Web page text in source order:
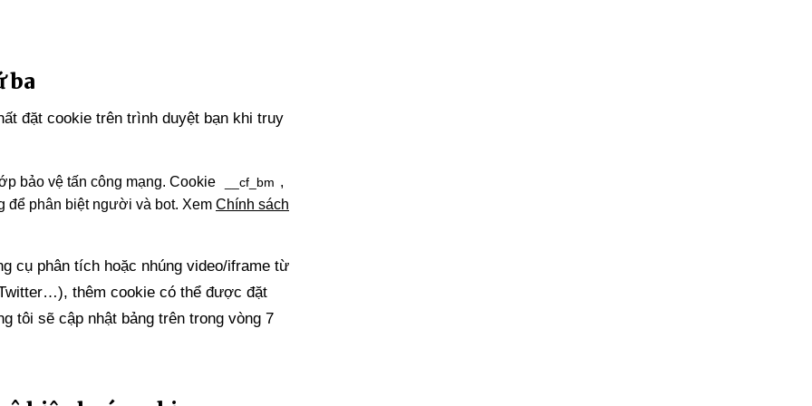
ba
đặt cookie trên trình duyệt bạn khi truy
bảo vệ tấn công mạng. Cookie __cf_bm ,
để phân biệt người và bot. Xem Chính sách
cụ phân tích hoặc nhúng video/iframe từ
thêm cookie có thể được đặt
tôi sẽ cập nhật bảng trên trong vòng 7